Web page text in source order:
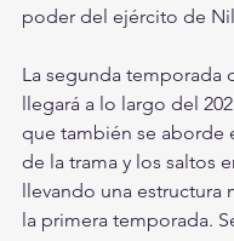
poder del ejército de
La segunda temporada
llegará a lo largo del
que también se aborde
de la trama y los saltos
llevando una estructura
la primera temporada.